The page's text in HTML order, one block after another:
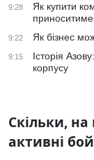
9:28
Як купити
9:22 Як бізнес
9:15
Історія
корпусу
Скільки,
активні